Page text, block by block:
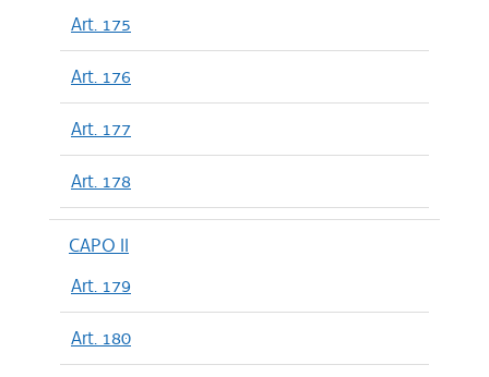
Art. 175
Art. 176
Art. 177
Art. 178
CAPO II
Art. 179
Art. 180